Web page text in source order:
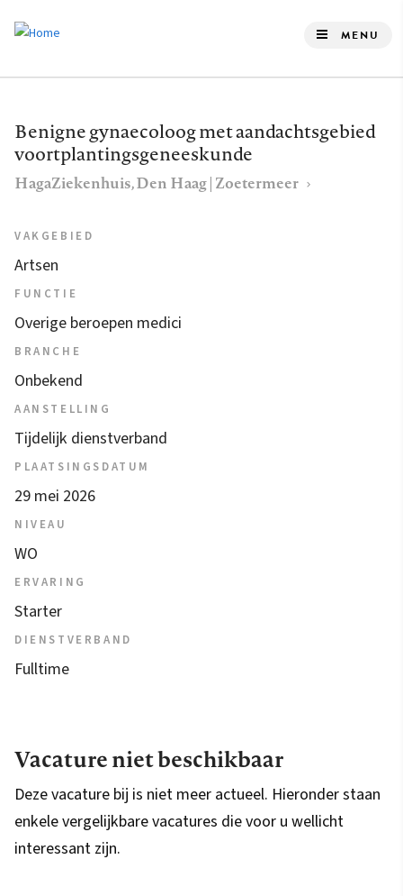
de
gaan
MENU
Benigne gynaecoloog met aandachtsgebied
voortplantingsgeneeskunde
HagaZiekenhuis, Den Haag | Zoetermeer
VAKGEBIED
Artsen
FUNCTIE
Overige beroepen medici
BRANCHE
Onbekend
AANSTELLING
Tijdelijk dienstverband
PLAATSINGSDATUM
29 mei 2026
NIVEAU
WO
ERVARING
Starter
DIENSTVERBAND
Fulltime
Vacature niet beschikbaar
Deze vacature bij is niet meer actueel. Hieronder staan
enkele vergelijkbare vacatures die voor u wellicht
interessant zijn.